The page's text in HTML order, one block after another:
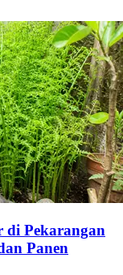
di Pekarangan
Panen